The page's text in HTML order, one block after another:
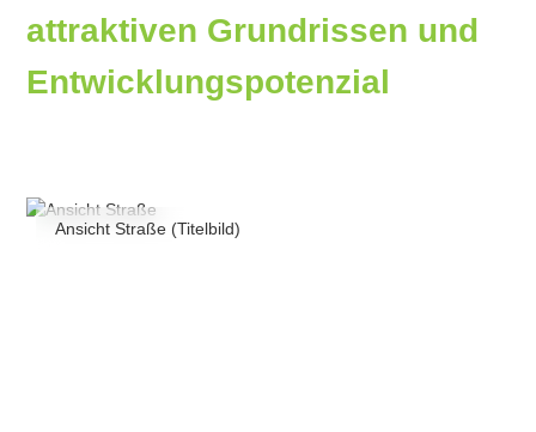
attraktiven Grundrissen und
Entwicklungspotenzial
Ansicht Straße (Titelbild)